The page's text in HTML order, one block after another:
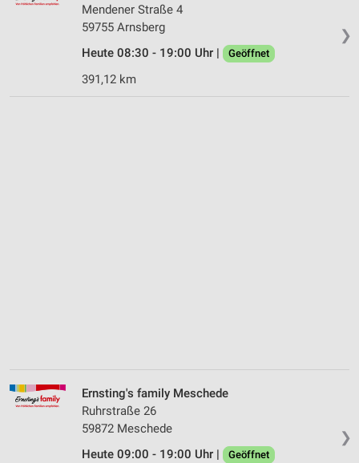
❯
Mendener Straße 4
59755 Arnsberg
Heute 08:30 - 19:00 Uhr |
Geöffnet
391,12 km
❯
Ernsting's family Meschede
Ruhrstraße 26
59872 Meschede
Heute 09:00 - 19:00 Uhr |
Geöffnet